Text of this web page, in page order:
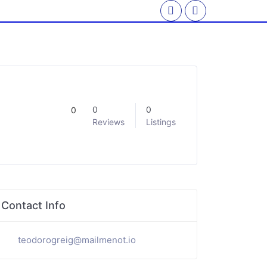
0
0
Reviews
0
Listings
Contact Info
teodorogreig@mailmenot.io